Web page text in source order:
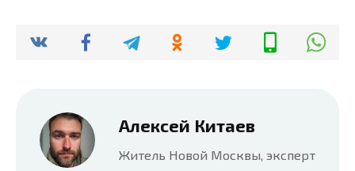
Алексей Китаев
Житель Новой Москвы, эксперт